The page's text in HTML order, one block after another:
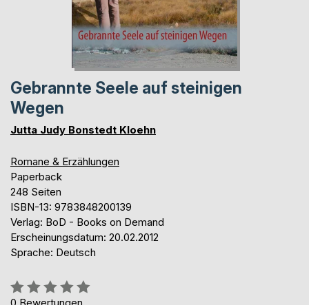
Gebrannte Seele auf steinigen
Wegen
Jutta Judy Bonstedt Kloehn
Romane & Erzählungen
Paperback
248 Seiten
ISBN-13: 9783848200139
Verlag: BoD - Books on Demand
Erscheinungsdatum: 20.02.2012
Sprache: Deutsch
Bewertung::
0%
0 Bewertungen